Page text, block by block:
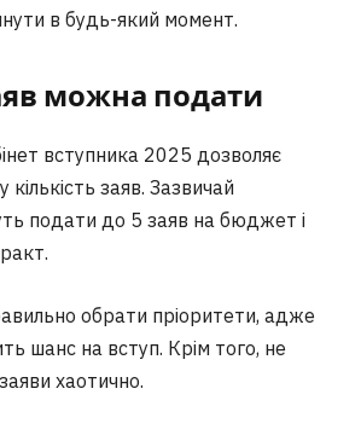
в будь-який момент.
можна подати
вступника 2025 дозволяє
заяв. Зазвичай
подати до 5 заяв на бюджет і
обрати пріоритети, адже
шанс на вступ. Крім того, не
хаотично.